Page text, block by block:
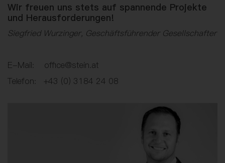
Wir freuen uns stets auf spannende Projekte
und Herausforderungen!
Siegfried Wurzinger, Geschäftsführender Gesellschafter
E-Mail: office@stein.at
Telefon: +43 (0) 3184 24 08